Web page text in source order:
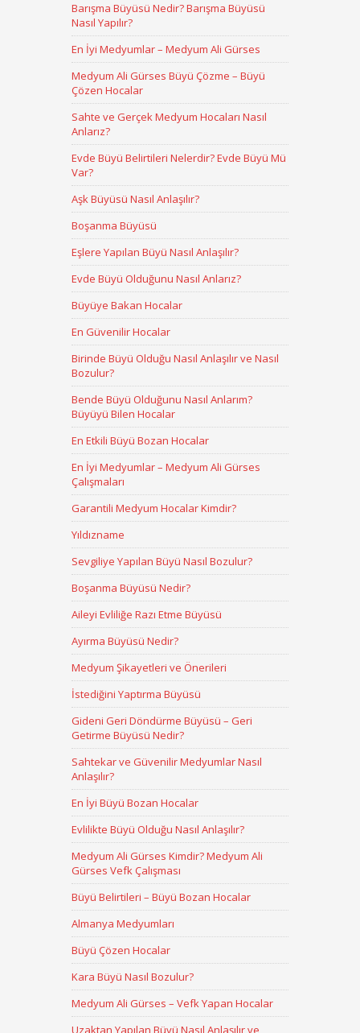
Barışma Büyüsü Nedir? Barışma Büyüsü
Nasıl Yapılır?
En İyi Medyumlar – Medyum Ali Gürses
Medyum Ali Gürses Büyü Çözme – Büyü
Çözen Hocalar
Sahte ve Gerçek Medyum Hocaları Nasıl
Anlarız?
Evde Büyü Belirtileri Nelerdir? Evde Büyü Mü
Var?
Aşk Büyüsü Nasıl Anlaşılır?
Boşanma Büyüsü
Eşlere Yapılan Büyü Nasıl Anlaşılır?
Evde Büyü Olduğunu Nasıl Anlarız?
Büyüye Bakan Hocalar
En Güvenilir Hocalar
Birinde Büyü Olduğu Nasıl Anlaşılır ve Nasıl
Bozulur?
Bende Büyü Olduğunu Nasıl Anlarım?
Büyüyü Bilen Hocalar
En Etkili Büyü Bozan Hocalar
En İyi Medyumlar – Medyum Ali Gürses
Çalışmaları
Garantili Medyum Hocalar Kimdir?
Yıldızname
Sevgiliye Yapılan Büyü Nasıl Bozulur?
Boşanma Büyüsü Nedir?
Aileyi Evliliğe Razı Etme Büyüsü
Ayırma Büyüsü Nedir?
Medyum Şikayetleri ve Önerileri
İstediğini Yaptırma Büyüsü
Gideni Geri Döndürme Büyüsü – Geri
Getirme Büyüsü Nedir?
Sahtekar ve Güvenilir Medyumlar Nasıl
Anlaşılır?
En İyi Büyü Bozan Hocalar
Evlilikte Büyü Olduğu Nasıl Anlaşılır?
Medyum Ali Gürses Kimdir? Medyum Ali
Gürses Vefk Çalışması
Büyü Belirtileri – Büyü Bozan Hocalar
Almanya Medyumları
Büyü Çözen Hocalar
Kara Büyü Nasıl Bozulur?
Medyum Ali Gürses – Vefk Yapan Hocalar
Uzaktan Yapılan Büyü Nasıl Anlaşılır ve